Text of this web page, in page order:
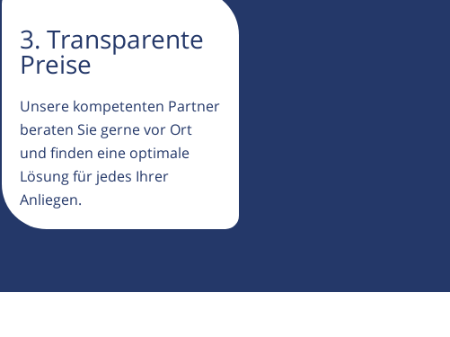
3. Transparente
Preise
Unsere kompetenten Partner
beraten Sie gerne vor Ort
und finden eine optimale
Lösung für jedes Ihrer
Anliegen.